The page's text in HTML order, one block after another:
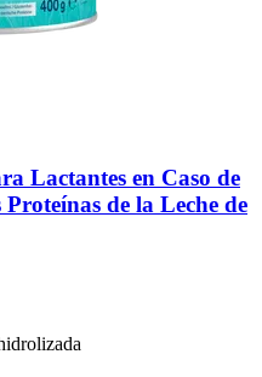
Lactantes en Caso de
de la Leche de